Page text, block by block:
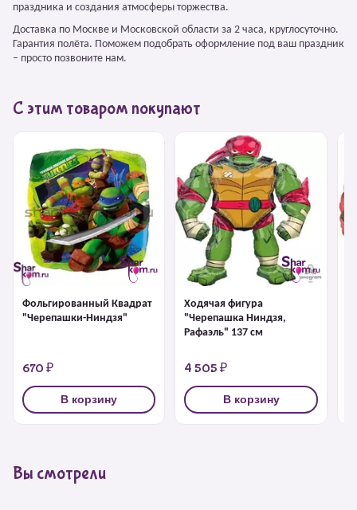
праздника и создания атмосферы торжества.
Доставка по Москве и Московской области за 2 часа, круглосуточно.
Гарантия полёта. Поможем подобрать оформление под ваш праздник
– просто позвоните нам.
С этим товаром покупают
Фольгированный Квадрат
"Черепашки-Ниндзя"
670 ₽
В корзину
Ходячая фигура
"Черепашка Ниндзя,
Рафаэль" 137 см
4 505 ₽
В корзину
Вы смотрели